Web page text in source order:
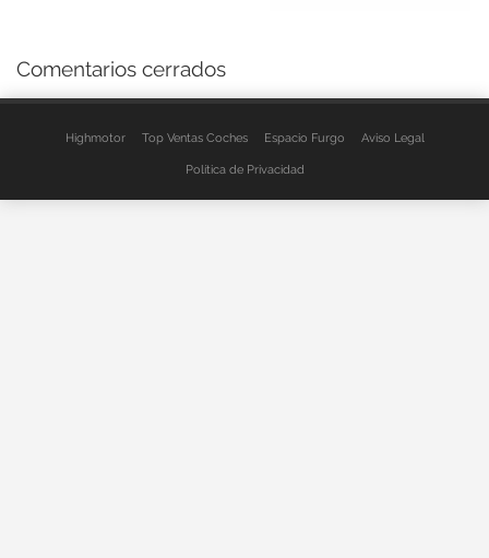
Comentarios cerrados
Highmotor Top Ventas Coches Espacio Furgo Aviso Legal
Política de Privacidad